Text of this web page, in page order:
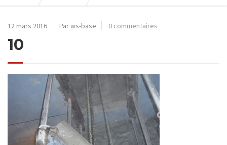
12 mars 2016 Par ws-base 0 commentaires
10